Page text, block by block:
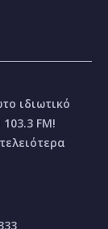
ιδιωτικό
FM!